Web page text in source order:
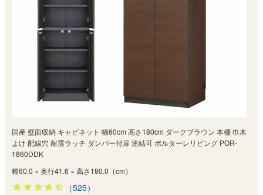
国産 壁面収納 キャビネット 幅60cm 高さ180cm ダークブラウン 本棚 巾木
よけ 配線穴 耐震ラッチ ダンパー付扉 連結可 ポルターレリビング POR-
1860DDK
幅60.0 × 奥行41.6 × 高さ180.0（cm）
（525）